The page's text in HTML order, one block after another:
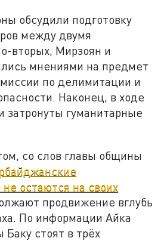
обсудили подготовку
между двумя
вторых, Мирзоян и
мнениями на предмет
по делимитации и
Наконец, в ходе
затронуты гуманитарные
со слов главы общины
остаются на своих
продвижение вглубь
По информации Айка
стоят в трёх